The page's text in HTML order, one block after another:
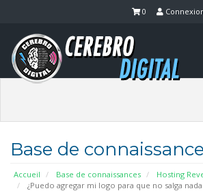
0
Base de
Accueil Base de connaissances
Hosting
¿Puedo agregar mi logo para que no salga